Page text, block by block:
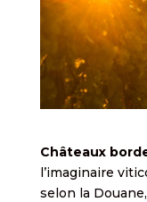
Châteaux
l’imaginaire
selon la